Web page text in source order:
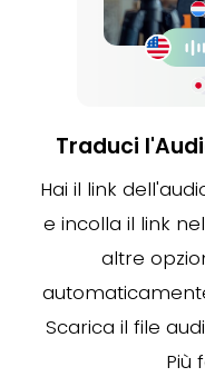
Traduci
Hai il link
e incolla il link
altre
Scarica il file
Più